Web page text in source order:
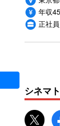
年収
正社員
シネマ